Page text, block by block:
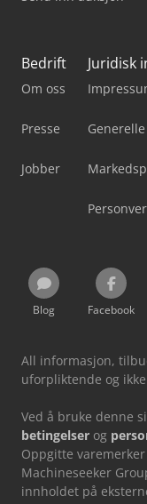
Bedrift
Om oss
Presse
Jobber
Juridisk
Blog Facebook
All informasjon,
uforpliktende og
Ved å bruke denne
betingelser og
Oppgitte
Machineseeker
innholdet på